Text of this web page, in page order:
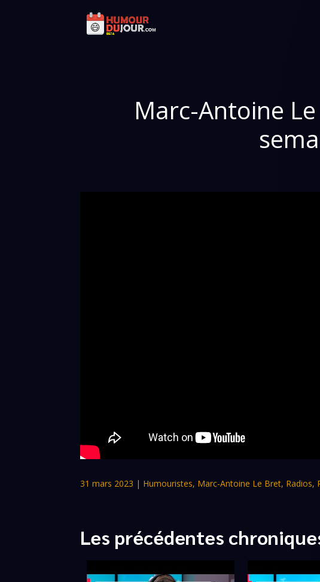
Marc-Antoine
31 mars 2023 | Humouristes, Marc-Antoine Le Bret, Radios,
Les précédentes